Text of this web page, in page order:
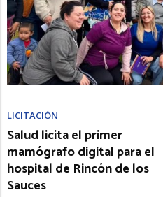
LICITACIÓN
Salud licita el primer
mamógrafo digital para el
hospital de Rincón de los
Sauces